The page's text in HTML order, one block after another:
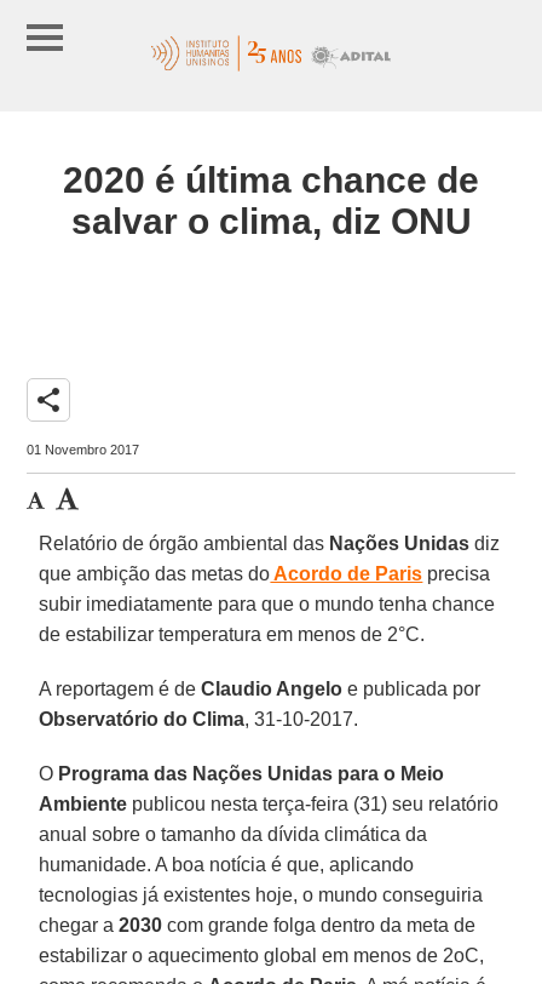
2020 é última chance de
salvar o clima, diz ONU
share
01 Novembro 2017
Relatório de órgão ambiental das Nações Unidas diz
que ambição das metas doAcordo de Paris precisa
subir imediatamente para que o mundo tenha chance
de estabilizar temperatura em menos de 2°C.
A reportagem é deClaudio Angelo e publicada por
Observatório do Clima, 31-10-2017.
O Programa das Nações Unidas para o Meio
Ambiente publicou nesta terça-feira (31) seu relatório
anual sobre o tamanho da dívida climática da
humanidade. A boa notícia é que, aplicando
tecnologias já existentes hoje, o mundo conseguiria
chegar a2030 com grande folga dentro da meta de
estabilizar o aquecimento global em menos de 2oC,